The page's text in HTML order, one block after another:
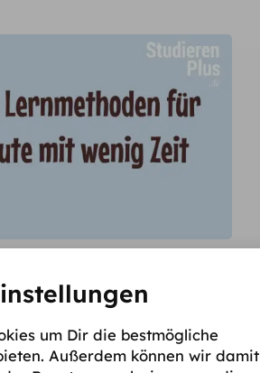
vor? Hast du bestimmte
und Fakten besonders gut in
so lange das Skript von
um Dir die bestmögliche
Außerdem können wir damit